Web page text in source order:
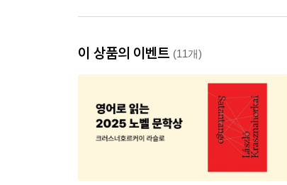
이 상품의 이벤트 (11개)